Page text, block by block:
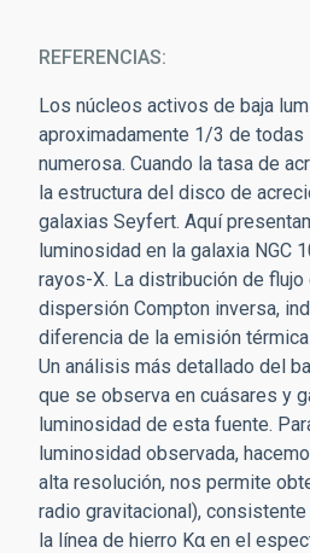
REFERENCIAS
Los núcleos activos de baja
aproximadamente 1/3 de
numerosa. Cuando la tasa de
la estructura del disco de
galaxias Seyfert. Aquí
luminosidad en la galaxia NGC
rayos-X. La distribución de
dispersión Compton inversa,
diferencia de la emisión
Un análisis más detallado del
que se observa en cuásares y
luminosidad de esta fuente.
luminosidad observada,
alta resolución, nos permite
radio gravitacional),
la línea de hierro Kα en el